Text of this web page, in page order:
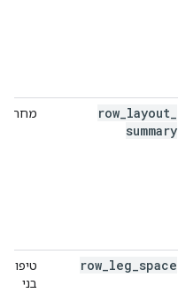
row layout
summary
row leg space
בני